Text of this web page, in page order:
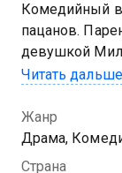
Комедийный
пацанов.
девушкой
жизни. На
на такси и
Земой,
подвозит
Читать дальше
Жанр
Драма,
Страна